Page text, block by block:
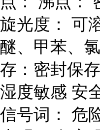
旋光度： 可
醚、甲苯、
存：密封保
湿度敏感 安
信号词： 危